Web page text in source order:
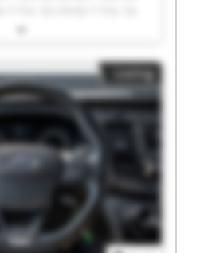
Y Cia, Sa Llinás Y Cia, Sa
Y Cia, Sa Llinás Y Cia, Sa
Cia, Sa Llinás Y Cia, Sa
Y Cia, Sa
Listing